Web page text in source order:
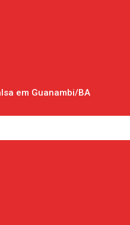
em Guanambi/BA